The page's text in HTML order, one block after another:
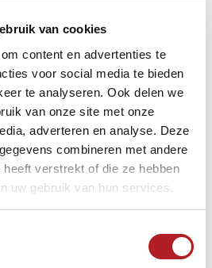
van cookies
content en advertenties te
voor social media te bieden
te analyseren. Ook delen we
van onze site met onze
adverteren en analyse. Deze
combineren met andere
verstrekt of die ze hebben
uw gebruik van hun services.
Loterij
is georganiseerd binnen de
uit vier gewesten, waaronder
die samen ruim 1300